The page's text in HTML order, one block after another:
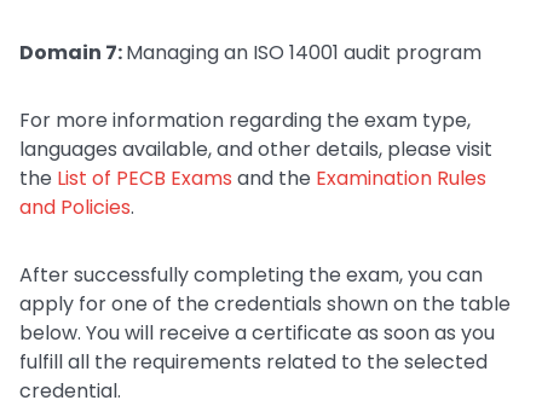
Domain 7:Managing an ISO 14001 audit program
For more information regarding the exam type,
languages available, and other details, please visit
the List of PECB Exams and the Examination Rules
and Policies.
After successfully completing the exam, you can
apply for one of the credentials shown on the table
below. You will receive a certificate as soon as you
fulfill all the requirements related to the selected
credential.